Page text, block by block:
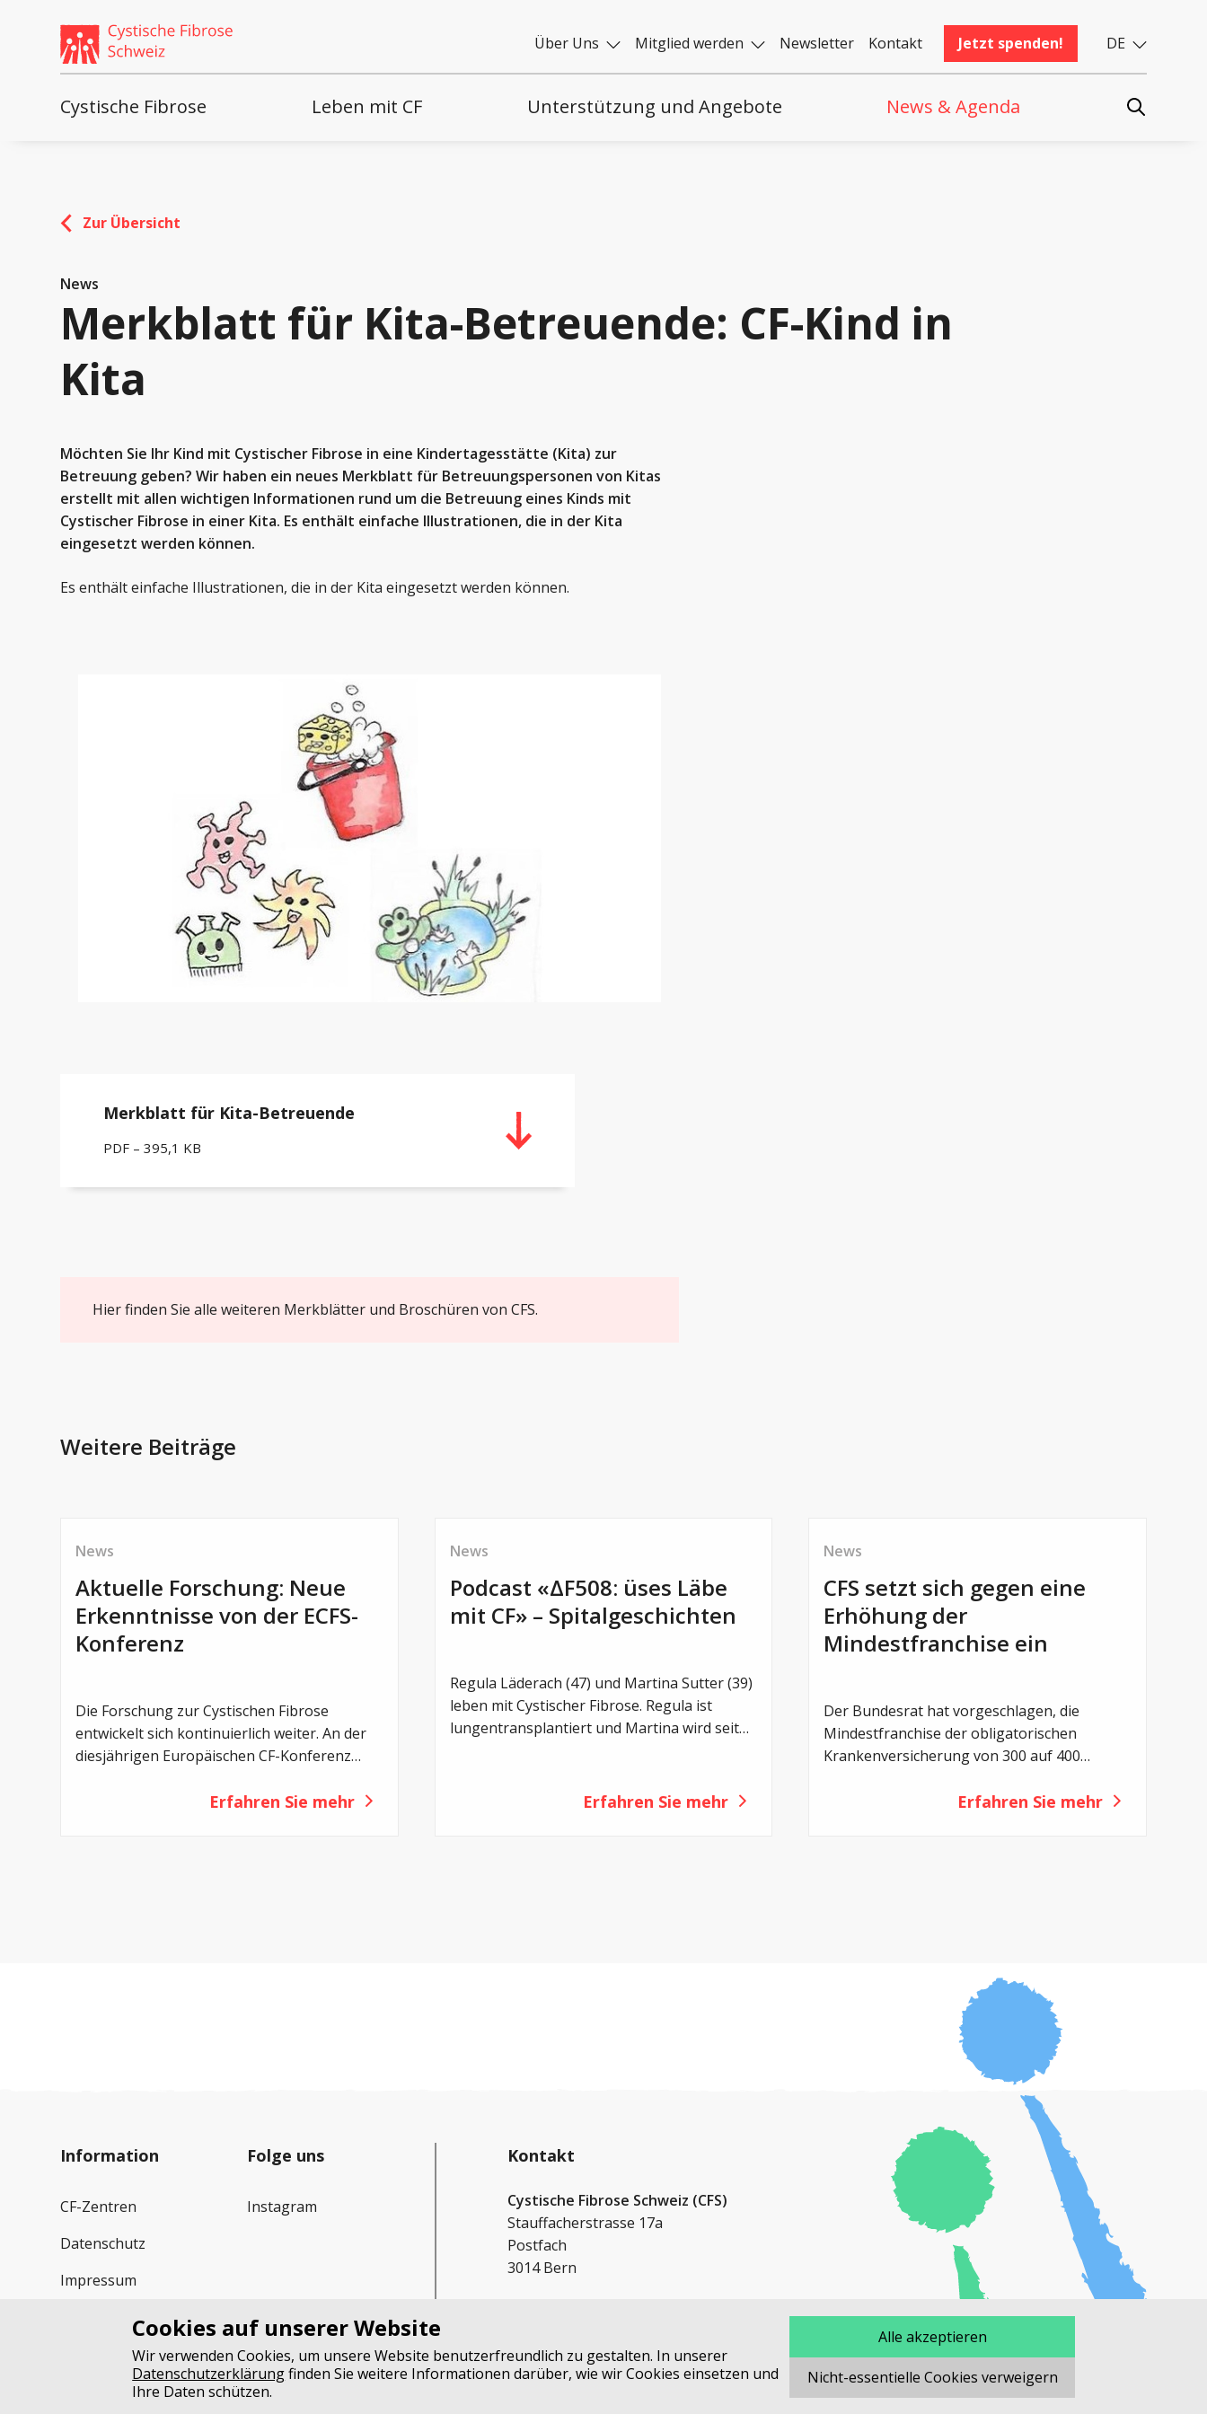
Über Uns Mitglied werden Newsletter Kontakt Jetzt spenden! DE
Cystische Fibrose Leben mit CF Unterstützung und Angebote News & Agenda
Zur Übersicht
News
Merkblatt für Kita-Betreuende: CF-Kind in
Kita
Möchten Sie Ihr Kind mit Cystischer Fibrose in eine Kindertagesstätte (Kita) zur
Betreuung geben? Wir haben ein neues Merkblatt für Betreuungspersonen von Kitas
erstellt mit allen wichtigen Informationen rund um die Betreuung eines Kinds mit
Cystischer Fibrose in einer Kita. Es enthält einfache Illustrationen, die in der Kita
eingesetzt werden können.
Es enthält einfache Illustrationen, die in der Kita eingesetzt werden können.
Merkblatt für Kita-Betreuende
PDF – 395,1 KB
Hier finden Sie alle weiteren Merkblätter und Broschüren von CFS.
Weitere Beiträge
News
Aktuelle Forschung: Neue
Erkenntnisse von der ECFS-
Konferenz
Die Forschung zur Cystischen Fibrose
entwickelt sich kontinuierlich weiter. An der
diesjährigen Europäischen CF-Konferenz
Studien vorgestellt – von einem noch
Erfahren Sie mehr
News
Podcast «ΔF508: üses Läbe
mit CF» – Spitalgeschichten
Regula Läderach (47) und Martina Sutter (39)
leben mit Cystischer Fibrose. Regula ist
lungentransplantiert und Martina wird seit
eine gemeinsame Motivation: Offen über das
Erfahren Sie mehr
News
CFS setzt sich gegen eine
Erhöhung der
Mindestfranchise ein
Der Bundesrat hat vorgeschlagen, die
Mindestfranchise der obligatorischen
Krankenversicherung von 300 auf 400
die Eigenverantwortung der Versicherten
Erfahren Sie mehr
Information
CF-Zentren
Datenschutz
Impressum
Spendenkonto
Folge uns
Instagram
Kontakt
Cystische Fibrose Schweiz (CFS)
Stauffacherstrasse 17a
Postfach
3014 Bern
Cookies auf unserer Website
Wir verwenden Cookies, um unsere Website benutzerfreundlich zu gestalten. In unserer
Datenschutzerklärungfinden Sie weitere Informationen darüber, wie wir Cookies einsetzen und
Ihre Daten schützen.
Alle akzeptieren
Nicht-essentielle Cookies verweigern